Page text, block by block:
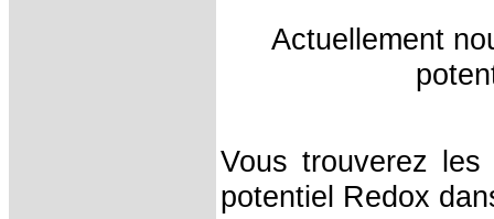
Actuellement
Vous trouverez les
potentiel Redox